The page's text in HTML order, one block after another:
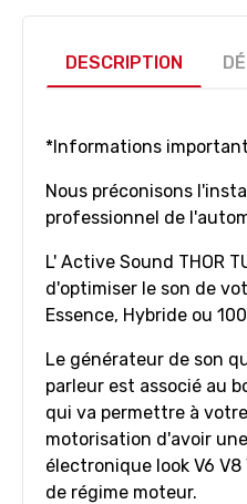
DESCRIPTION
*Informations
Nous préconisons
professionnel de
L' Active Sound THOR
d'optimiser le son de
Essence, Hybride ou
Le générateur de son
parleur est associé au
qui va permettre à
motorisation d'avoir
électronique look V6
de régime moteur.